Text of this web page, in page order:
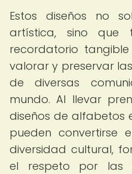
Estos diseños no
artística, sino que
recordatorio
valorar y preservar
de diversas
mundo. Al llevar
diseños de alfabetos
pueden convertirse
diversidad cultural,
el respeto por las